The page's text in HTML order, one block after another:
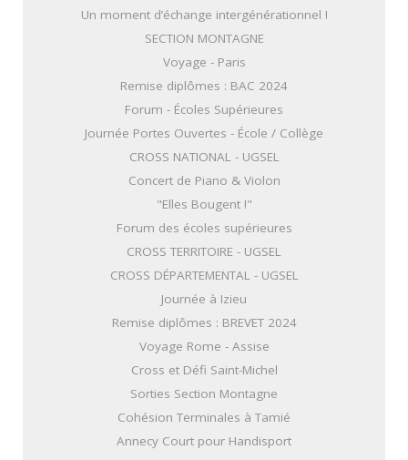
Un moment d’échange intergénérationnel !
SECTION MONTAGNE
Voyage - Paris
Remise diplômes : BAC 2024
Forum - Écoles Supérieures
Journée Portes Ouvertes - École / Collège
CROSS NATIONAL - UGSEL
Concert de Piano & Violon
"Elles Bougent !"
Forum des écoles supérieures
CROSS TERRITOIRE - UGSEL
CROSS DÉPARTEMENTAL - UGSEL
Journée à Izieu
Remise diplômes : BREVET 2024
Voyage Rome - Assise
Cross et Défi Saint-Michel
Sorties Section Montagne
Cohésion Terminales à Tamié
Annecy Court pour Handisport